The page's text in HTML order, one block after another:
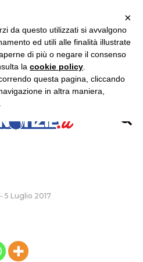
– 5 Luglio 2017
×
da questo utilizzati si avvalgono
ed utili alle finalità illustrate
di più o negare il consenso
la cookie policy
questa pagina, cliccando
in altra maniera,